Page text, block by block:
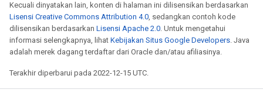
Kecuali dinyatakan lain, konten di halaman ini dilisensikan berdasarkan
Lisensi Creative Commons Attribution 4.0, sedangkan contoh kode
dilisensikan berdasarkan Lisensi Apache 2.0. Untuk mengetahui
informasi selengkapnya, lihat Kebijakan Situs Google Developers. Java
adalah merek dagang terdaftar dari Oracle dan/atau afiliasinya.
Terakhir diperbarui pada 2022-12-15 UTC.